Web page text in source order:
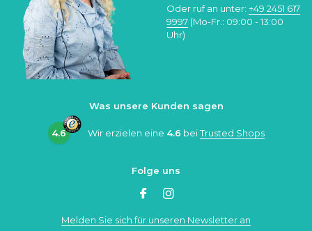
Oder ruf an unter: +49 2451 617
9997 (Mo-Fr.: 09:00 - 13:00
Uhr)
Was unsere Kunden sagen
4.6 Wir erzielen eine 4.6 beiTrusted Shops
Folge uns
Melden Sie sich für unseren Newsletter an